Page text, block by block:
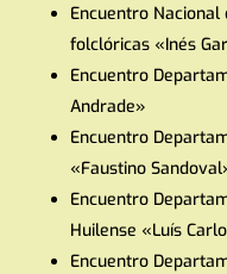
Encuentro
folclóricas «Inés
Encuentro
Andrade»
Encuentro
«Faustino
Encuentro
Huilense «Luís
Encuentro